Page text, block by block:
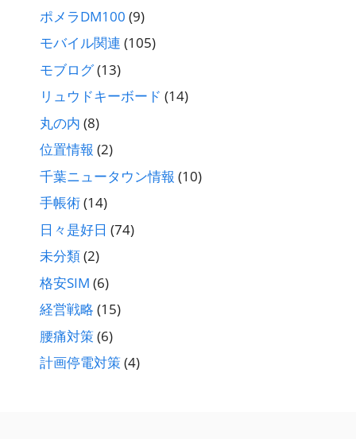
ポメラDM100 (9)
モバイル関連 (105)
モブログ(13)
リュウドキーボード (14)
丸の内 (8)
位置情報 (2)
千葉ニュータウン情報 (10)
手帳術(14)
日々是好日 (74)
未分類(2)
格安SIM (6)
経営戦略 (15)
腰痛対策 (6)
計画停電対策 (4)